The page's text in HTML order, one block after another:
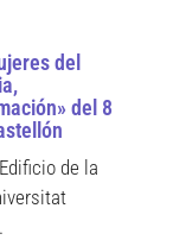
del
del 8
de la